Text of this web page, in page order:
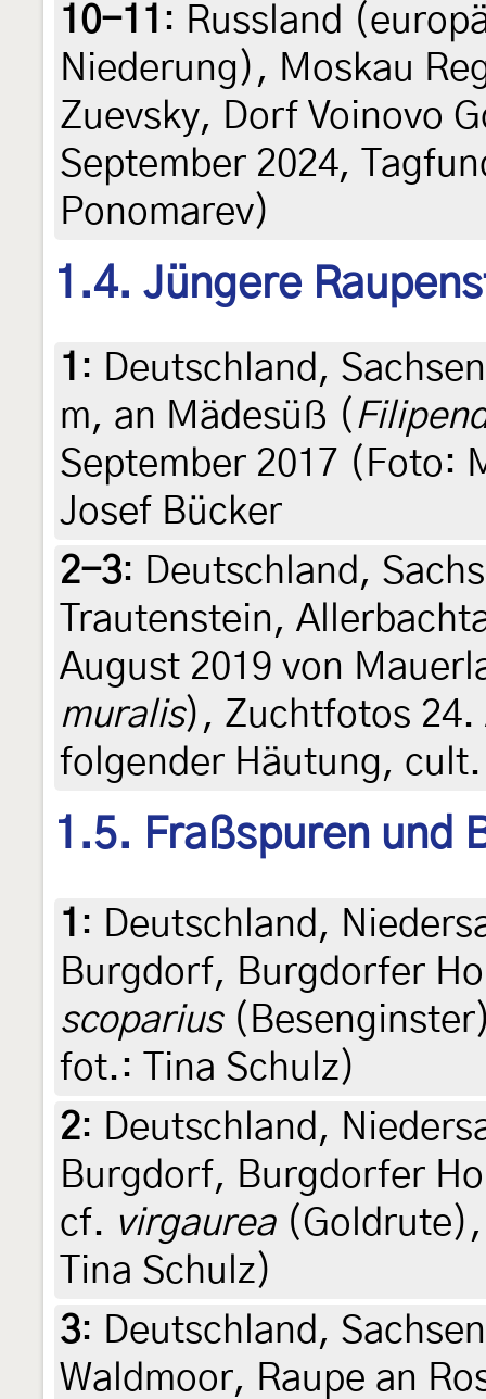
10-11 : Russland
Niederung), Moskau
Zuevsky, Dorf Voinovo
September 2024,
Ponomarev)
1.4. Jüngere
1 : Deutschland,
m, an Mädesüß (
September 2017 (Foto:
Josef Bücker
2-3: Deutschland,
Trautenstein,
August 2019 von
muralis), Zuchtfotos 24.
folgender Häutung,
1.5. Fraßspuren und
1 : Deutschland,
Burgdorf, Burgdorfer
scoparius
fot.: Tina Schulz)
2: Deutschland,
Burgdorf, Burgdorfer
cf. virgaurea(Goldrute),
Tina Schulz)
3: Deutschland,
Waldmoor, Raupe an